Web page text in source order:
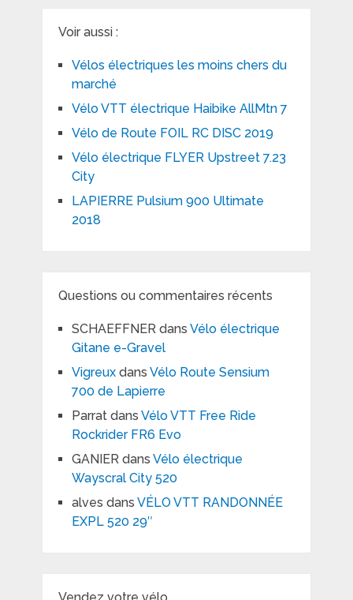
Voir aussi :
Vélos électriques les moins chers du
marché
Vélo VTT électrique Haibike AllMtn 7
Vélo de Route FOIL RC DISC 2019
Vélo électrique FLYER Upstreet 7.23
City
LAPIERRE Pulsium 900 Ultimate
2018
Questions ou commentaires récents
SCHAEFFNER dans Vélo électrique
Gitane e-Gravel
Vigreuxdans Vélo Route Sensium
700 de Lapierre
Parratdans Vélo VTT Free Ride
Rockrider FR6 Evo
GANIER dans Vélo électrique
Wayscral City 520
alves dans VÉLO VTT RANDONNÉE
EXPL 520 29″